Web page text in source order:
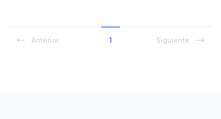
Anterior 1 Siguiente